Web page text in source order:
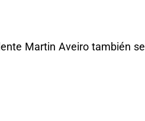
Martin Aveiro también